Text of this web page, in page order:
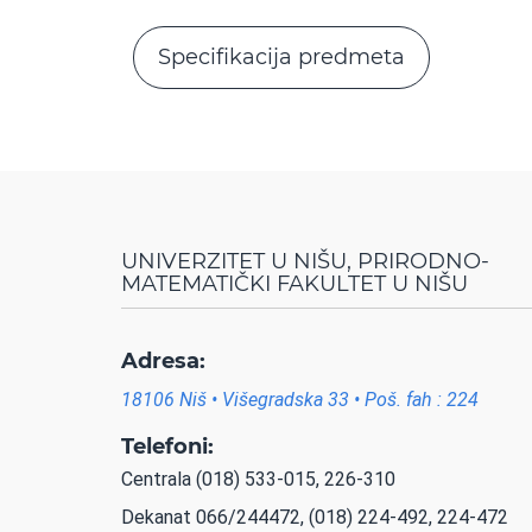
Specifikacija predmeta
UNIVERZITET U NIŠU, PRIRODNO-
MATEMATIČKI FAKULTET U NIŠU
Adresa:
18106 Niš • Višegradska 33 • Poš. fah : 224
Telefoni:
Centrala (018) 533-015, 226-310
Dekanat 066/244472, (018) 224-492, 224-472